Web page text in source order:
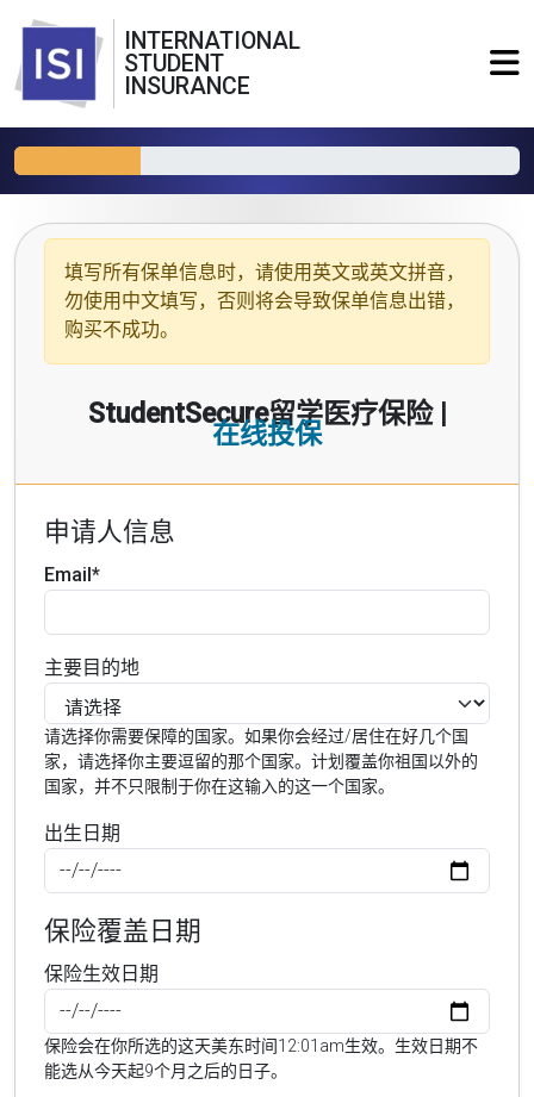
INTERNATIONAL
STUDENT
INSURANCE
填写所有保单信息时，请使用 英文或英文拼音，
勿使用中文填写，否则将会导致保单信息出错，
购买不成功。
StudentSecure留学医疗保险 |
在线投保
申请人信息
Email*
主要目的地
请选择你需要保障的国家。如果你会经过/居住在好几个国
家，请选择你主要逗留的那个国家。计划覆盖你祖国以外的
国家，并不只限制于你在这输入的这一个国家。
出生日期
保险覆盖日期
保险生效日期
保险会在你所选的这天美东时间12:01am生效。生效日期不
能选从今天起9个月之后的日子。